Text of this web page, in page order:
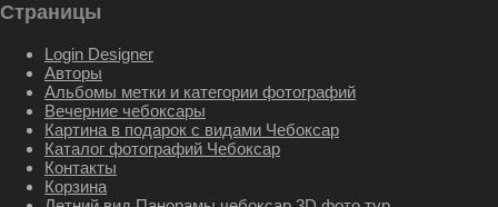
Страницы
Login Designer
Авторы
Альбомы метки и категории фотографий
Вечерние чебоксары
Картина в подарок с видами Чебоксар
Каталог фотографий Чебоксар
Контакты
Корзина